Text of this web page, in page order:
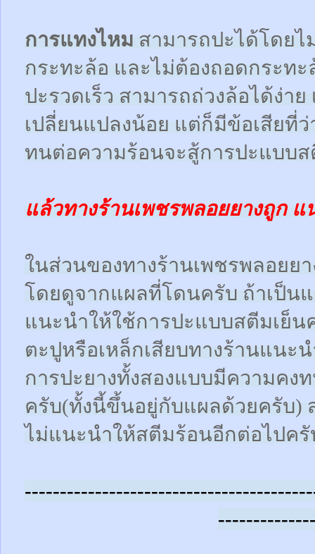
การแทงไหม สามารถปะได้โดยไ
กระทะล้อ และไม่ต้องถอดกระทะ
ปะรวดเร็ว สามารถถ่วงล้อได้ง่า
เปลี่ยนแปลงน้อย แต่ก็มีข้อเสียที่
ทนต่อความร้อนจะสู้การปะแบบ
แล้วทางร้านเพชรพลอยยางถูก
ในส่วนของทางร้านเพชรพลอยย
โดยดูจากแผลที่โดนครับ ถ้าเป็น
แนะนำให้ใช้การปะแบบสตีมเย็
ตะปูหรือเหล็กเสียบทางร้านแนะ
การปะยางทั้งสองแบบมีความคง
ครับ(ทั้งนี้ขึ้นอยู่กับแผลด้วยครับ)
ไม่แนะนำให้สตีมร้อนอีกต่อไปครั